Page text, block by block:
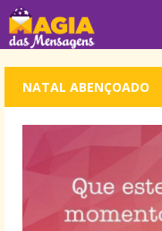
NATAL ABENÇOADO